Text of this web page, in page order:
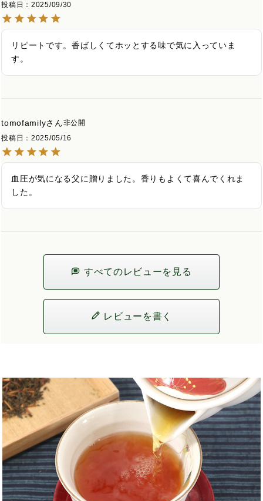
投稿日 2025/09/30
リピートです。香ばしくてホッとする味で気に入っていま
す。
tomofamily
非公開
投稿日
2025/05/16
血圧が気になる父に贈りました。香りもよくて喜んでくれま
した。
すべてのレビューを見る
レビューを書く